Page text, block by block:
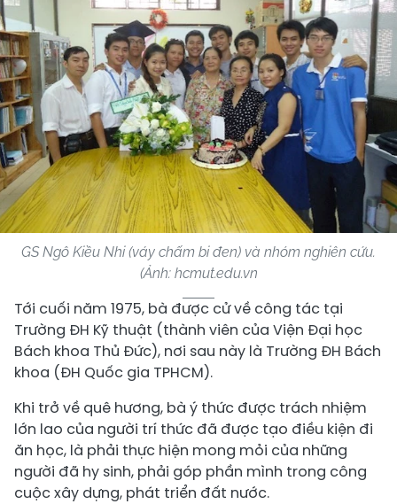
GS Ngô Kiều Nhi (váy chấm bi đen) và nhóm nghiên cứu.
(Ảnh: hcmut.edu.vn
Tới cuối năm 1975, bà được cử về công tác tại
Trường ĐH Kỹ thuật (thành viên của Viện Đại học
Bách khoa Thủ Đức), nơi sau này là Trường ĐH Bách
khoa (ĐH Quốc gia TPHCM).
Khi trở về quê hương, bà ý thức được trách nhiệm
lớn lao của người trí thức đã được tạo điều kiện đi
ăn học, là phải thực hiện mong mỏi của những
người đã hy sinh, phải góp phần mình trong công
cuộc xây dựng, phát triển đất nước.